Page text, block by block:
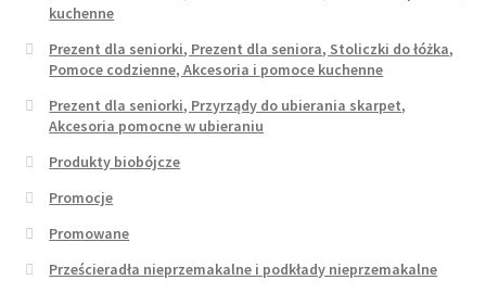
kuchenne
Prezent dla seniorki, Prezent dla seniora, Stoliczki do łóżka,
Pomoce codzienne, Akcesoria i pomoce kuchenne
Prezent dla seniorki, Przyrządy do ubierania skarpet,
Akcesoria pomocne w ubieraniu
Produkty biobójcze
Promocje
Promowane
Prześcieradła nieprzemakalne i podkłady nieprzemakalne